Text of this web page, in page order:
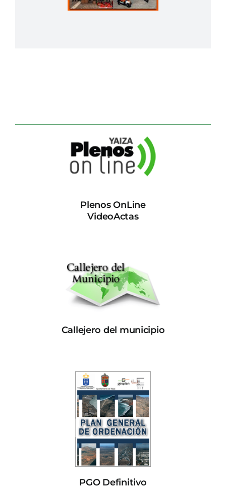
Plenos OnLine
VideoActas
Callejero del municipio
PGO Definitivo